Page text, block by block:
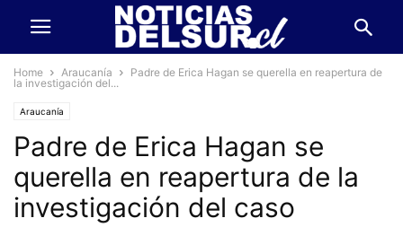
Home Araucanía
Padre de Erica Hagan se querella en reapertura de
la investigación del...
Araucanía
Padre de Erica Hagan se
querella en reapertura de la
investigación del caso